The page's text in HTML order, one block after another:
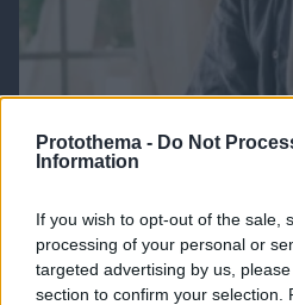
Protothema - Do Not
Information
If you wish to opt-out of the sale,
processing of your personal or
targeted advertising by us,
section to confirm your selection.
Καρκίνος παχέος
συνδέθηκε με 50%
08.08.2026, 09:31